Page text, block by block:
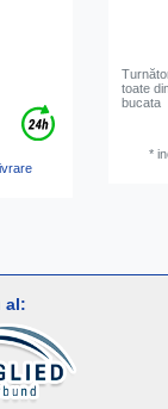
toate
bucata
*
al: